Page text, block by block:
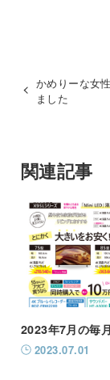
かめりーな女
ました
関連記事
2023年7月の毎
2023.07.01